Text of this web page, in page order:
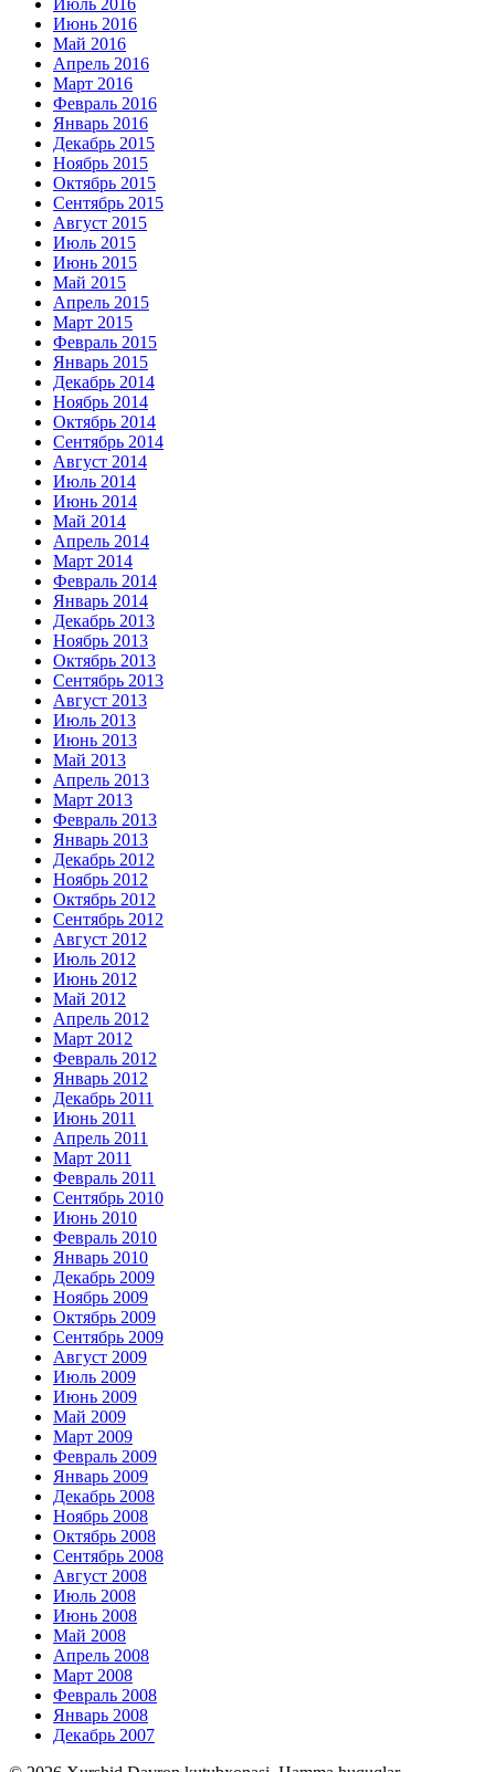
Июнь 2016
Май 2016
Апрель 2016
Март 2016
Февраль 2016
Январь 2016
Декабрь 2015
Ноябрь 2015
Октябрь 2015
Сентябрь 2015
Август 2015
Июль 2015
Июнь 2015
Май 2015
Апрель 2015
Март 2015
Февраль 2015
Январь 2015
Декабрь 2014
Ноябрь 2014
Октябрь 2014
Сентябрь 2014
Август 2014
Июль 2014
Июнь 2014
Май 2014
Апрель 2014
Март 2014
Февраль 2014
Январь 2014
Декабрь 2013
Ноябрь 2013
Октябрь 2013
Сентябрь 2013
Август 2013
Июль 2013
Июнь 2013
Май 2013
Апрель 2013
Март 2013
Февраль 2013
Январь 2013
Декабрь 2012
Ноябрь 2012
Октябрь 2012
Сентябрь 2012
Август 2012
Июль 2012
Июнь 2012
Май 2012
Апрель 2012
Март 2012
Февраль 2012
Январь 2012
Декабрь 2011
Июнь 2011
Апрель 2011
Март 2011
Февраль 2011
Сентябрь 2010
Июнь 2010
Февраль 2010
Январь 2010
Декабрь 2009
Ноябрь 2009
Октябрь 2009
Сентябрь 2009
Август 2009
Июль 2009
Июнь 2009
Май 2009
Март 2009
Февраль 2009
Январь 2009
Декабрь 2008
Ноябрь 2008
Октябрь 2008
Сентябрь 2008
Август 2008
Июль 2008
Июнь 2008
Май 2008
Апрель 2008
Март 2008
Февраль 2008
Январь 2008
Декабрь 2007